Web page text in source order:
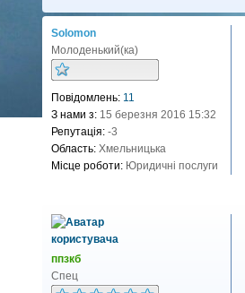
Solomon
Молоденький(ка)
Повідомлень: 11
З нами з: 15 березня 2016 15:32
Репутація: -3
Область: Хмельницька
Місце роботи: Юридичні послуги
ппзкб
Спец